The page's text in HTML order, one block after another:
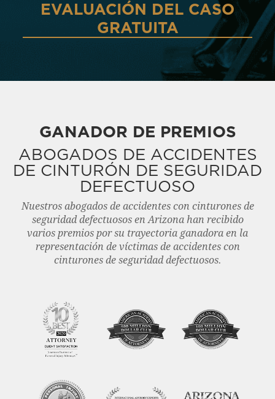
EVALUACIÓN DEL CASO
GRATUITA
GANADOR DE PREMIOS
ABOGADOS DE ACCIDENTES
DE CINTURÓN DE SEGURIDAD
DEFECTUOSO
Nuestros abogados de accidentes con cinturones de
seguridad defectuosos en Arizona han recibido
varios premios por su trayectoria ganadora en la
representación de víctimas de accidentes con
cinturones de seguridad defectuosos.